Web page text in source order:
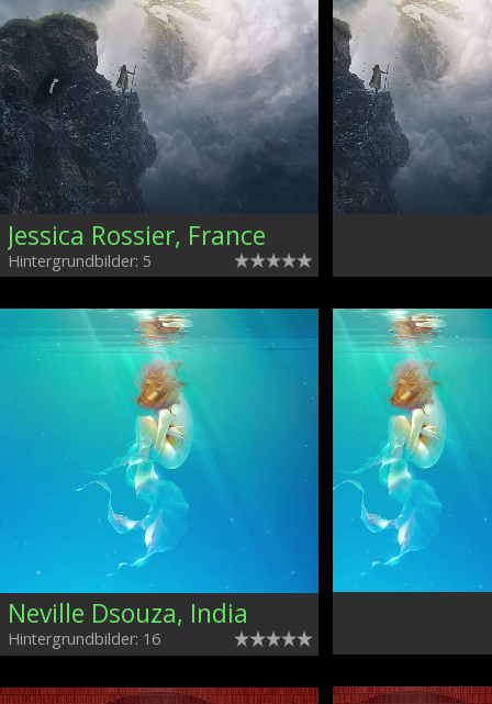
Jessica Rossier, France
Hintergrundbilder: 5
Neville Dsouza, India
Hintergrundbilder: 16